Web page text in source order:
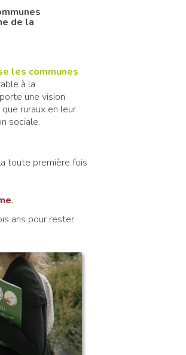
de la
les communes
à la
une vision
ruraux en leur
sociale.
toute première fois
.
ans pour rester